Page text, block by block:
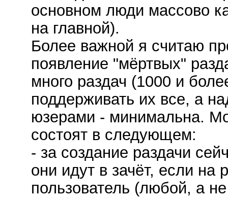
основном люди массово
на главной).
Более важной я считаю
появление "мёртвых"
много раздач (1000 и
поддерживать их все, а
юзерами - минимальна.
состоят в следующем:
- за создание раздачи
они идут в зачёт, если на
пользователь (любой, а